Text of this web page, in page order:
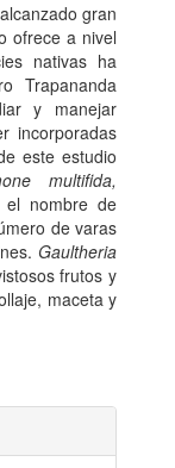
gran
ofrece a nivel
nativas ha
Trapananda
y manejar
incorporadas
este estudio
multifida,
el nombre de
de varas
Gaultheria
frutos y
maceta y